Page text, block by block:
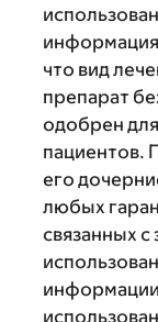
информация
что вид
препарат
одобрен
пациентов.
его
любых
связанных